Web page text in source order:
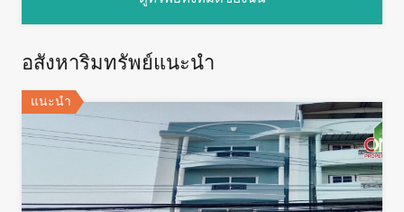
อสังหาริมทรัพย์แนะนำ
แนะนำ